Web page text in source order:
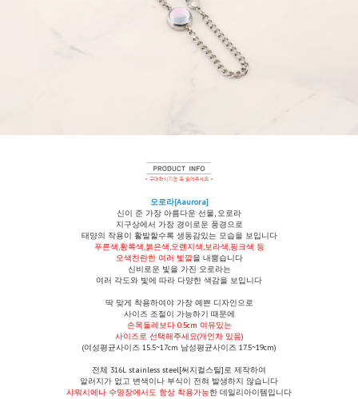
오로라[Aaurora]
신이 준 가장 아름다운 선물, 오로라
지구상에서 가장 경이로운 풍경으로
태양의 작용이 활발할수록 생동감있는 모습을 보입니다
푸른색,황록색,붉은색,오렌지색,보라색,핑크색 등
오색찬란한 여러 빛깔을 내뿜습니다
신비로운 빛을 가진 오로라는
여러 각도와 빛에 따라 다양한 색감을 보입니다
딱 맞게 착용하여야 가장 예쁜 디자인으로
사이즈 조절이 가능하기 때문에
손목둘레보다 0.5cm 여유있는
사이즈로 선택해주세요(개인차 있음)
(여성평균사이즈 15.5~17cm 남성평균사이즈 17.5~19cm)
전체 316L stainless steel[써지컬스틸]로 제작하여
알러지가 없고 변색이나 부식이 전혀 발생하지 않습니다
샤워시에나 수영장에서도 항상 착용가능한 데일리아이템입니다